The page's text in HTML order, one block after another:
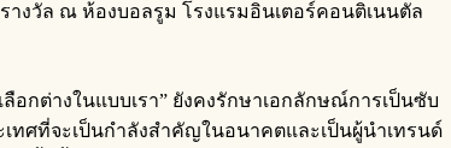
งวัล ณ ห้องบอลรูม โรงแรมอินเตอร์คอนติเนนตัล
ลือกต่างในแบบเรา” ยังคงรักษาเอกลักษณ์การเป็นซับ
ศที่จะเป็นกำลังสำคัญในอนาคตและเป็นผู้นำเทรนด์